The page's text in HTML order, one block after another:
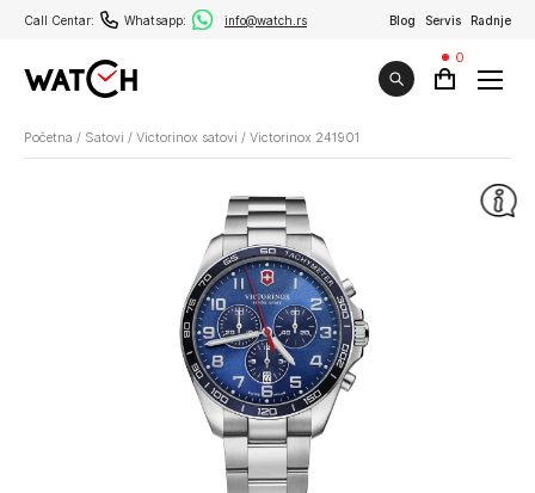
Call Centar: Whatsapp: info@watch.rs Blog Servis Radnje
0
Početna / Satovi / Victorinox satovi / Victorinox 241901